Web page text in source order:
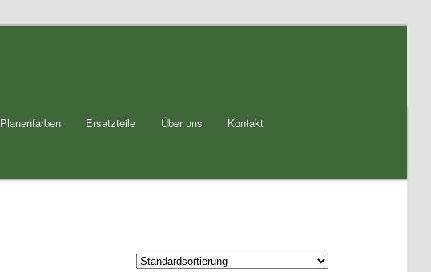
Planenfarben Ersatzteile Über uns Kontakt